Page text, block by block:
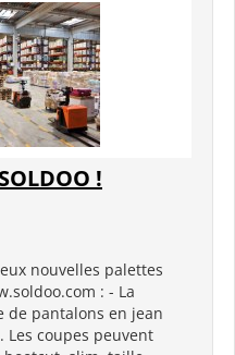
!
nouvelles palettes
: - La
de pantalons en jean
coupes peuvent